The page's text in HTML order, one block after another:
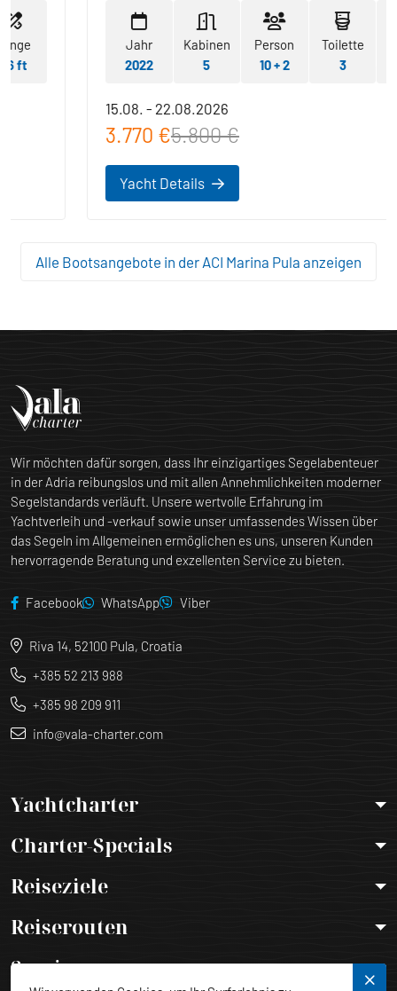
Jahr
2022
Kabinen
Person
10 + 2
Toilette
15.08. - 22.08.2026
3.770 €5.800 €
Yacht Details
Alle Bootsangebote in der ACI Marina Pula anzeigen
Wir möchten dafür sorgen, dass Ihr einzigartiges Segelabenteuer
in der Adria reibungslos und mit allen Annehmlichkeiten moderner
Segelstandards verläuft. Unsere wertvolle Erfahrung im
Yachtverleih und -verkauf sowie unser umfassendes Wissen über
das Segeln im Allgemeinen ermöglichen es uns, unseren Kunden
hervorragende Beratung und exzellenten Service zu bieten.
Facebook WhatsApp Viber
Riva 14, 52100 Pula, Croatia
+385 52 213 988
+385 98 209 911
info@vala-charter.com
Yachtcharter
Charter-Specials
Reiseziele
Reiserouten
Services